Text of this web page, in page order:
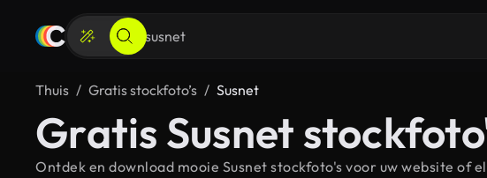
Thuis Gratis stockfoto’s Susnet
Gratis Susnet
Ontdek en download mooie Susnet stockfoto's voor uw website